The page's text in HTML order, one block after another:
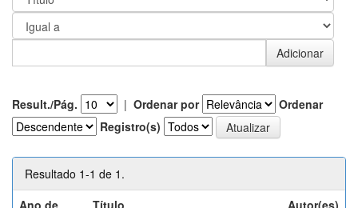
Result./Pág. | Ordenar por
Ordenar
Registro(s)
Resultado 1-1 de 1.
Ano de
Título Autor(es)